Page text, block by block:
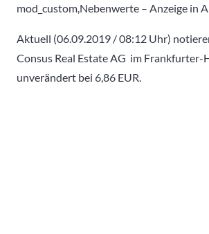
mod_custom,Nebenwerte – Anzeige in
Aktuell (06.09.2019 / 08:12 Uhr)
Consus Real Estate AG im Frankfurter-
unverändert bei 6,86 EUR.